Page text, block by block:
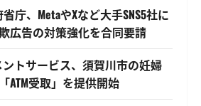
庁、MetaやXなど大手SNS5社に
広告の対策強化を合同要請
ントサービス、須賀川市の妊婦
ATM受取」を提供開始